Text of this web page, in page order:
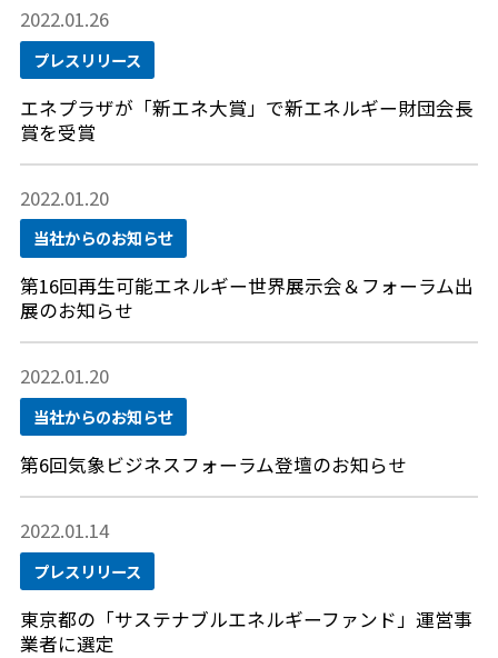
2022.01.26
プレスリリース
エネプラザが「新エネ大賞」で新エネルギー財団会長
賞を受賞
2022.01.20
当社からのお知らせ
第16回再生可能エネルギー世界展示会＆フォーラム出
展のお知らせ
2022.01.20
当社からのお知らせ
第6回気象ビジネスフォーラム登壇のお知らせ
2022.01.14
プレスリリース
東京都の「サステナブルエネルギーファンド」運営事
業者に選定